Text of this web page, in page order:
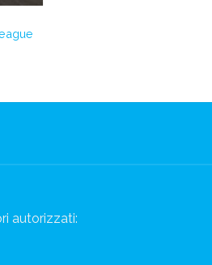
autorizzati: